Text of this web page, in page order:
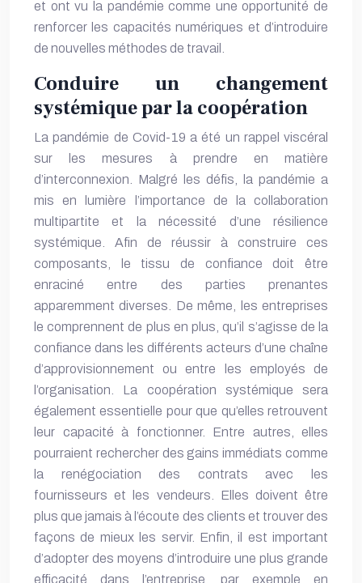
et ont vu la pandémie comme une opportunité de
renforcer les capacités numériques et d’introduire
de nouvelles méthodes de travail.
Conduire un changement
systémique par la coopération
La pandémie de Covid-19 a été un rappel viscéral
sur lesmesures à prendre en matière
d’interconnexion. Malgré les défis, la pandémie a
mis en lumière l’importance de la collaboration
multipartite et la nécessité d’une résilience
systémique. Afin de réussir à construire ces
composants, le tissu de confiance doit être
enraciné entre des parties prenantes
apparemment diverses. De même, les entreprises
le comprennent de plus en plus, qu’il s’agisse de la
confiance dans les différents acteurs d’une chaîne
d’approvisionnement ou entre les employés de
l’organisation. La coopération systémique sera
également essentielle pour que qu’elles retrouvent
leur capacité à fonctionner. Entre autres, elles
pourraient rechercher des gains immédiats comme
la renégociation des contrats avec les
fournisseurs et les vendeurs. Elles doivent être
plus que jamais à l’écoute des clients et trouver des
façons de mieux les servir. Enfin, il est important
d’adopter des moyens d’introduire une plus grande
efficacité dans l’entreprise, par exemple en